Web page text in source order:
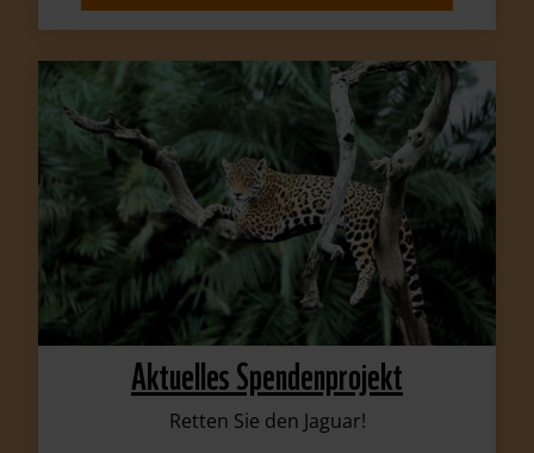
Aktuelles Spendenprojekt
Retten Sie den Jaguar!